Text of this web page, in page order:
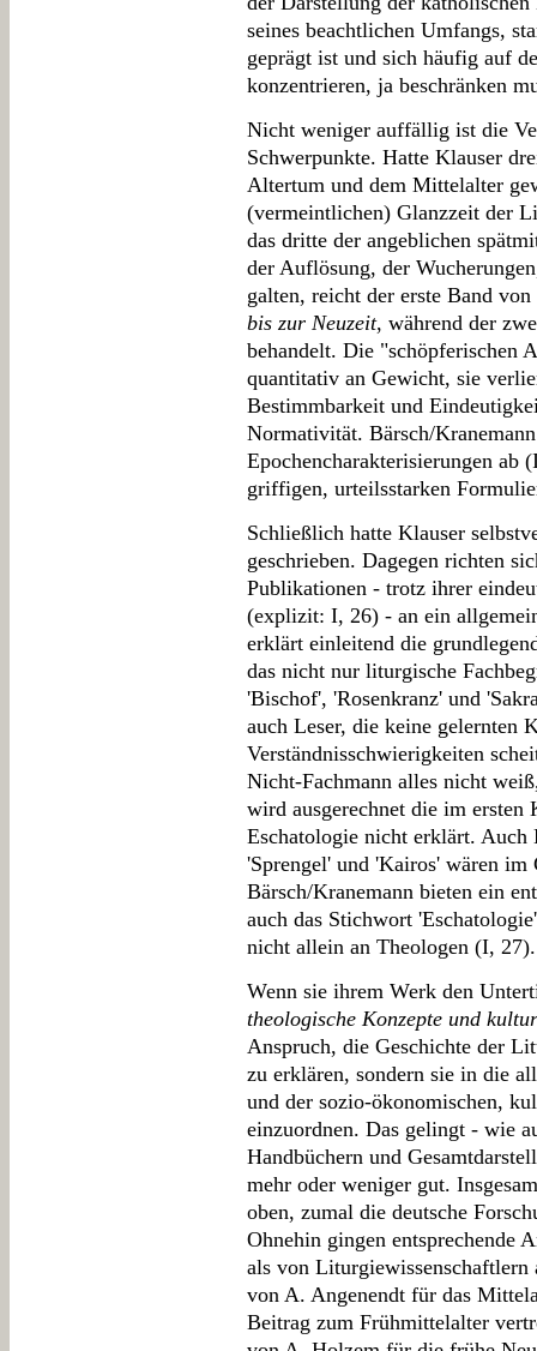
seines beachtlichen Umfangs,
geprägt ist und sich häufig auf
konzentrieren, ja beschränken
Nicht weniger auffällig ist die
Schwerpunkte. Hatte Klauser
Altertum und dem Mittelalter
(vermeintlichen) Glanzzeit der
das dritte der angeblichen
der Auflösung, der
galten, reicht der erste Band
bis zur Neuzeit, während der
behandelt. Die "schöpferischen
quantitativ an Gewicht, sie
Bestimmbarkeit und
Normativität. Bärsch/
Epochencharakterisierungen ab
griffigen, urteilsstarken
Schließlich hatte Klauser
geschrieben. Dagegen richten
Publikationen - trotz ihrer
(explizit: I, 26) - an ein
erklärt einleitend die
das nicht nur liturgische
'Bischof', 'Rosenkranz' und
auch Leser, die keine gelernten
Verständnisschwierigkeiten
Nicht-Fachmann alles nicht
wird ausgerechnet die im ersten
Eschatologie nicht erklärt.
'Sprengel' und 'Kairos' wären im
Bärsch/Kranemann bieten ein
auch das Stichwort
nicht allein an Theologen (I, 27).
Wenn sie ihrem Werk den
theologische Konzepte und
Anspruch, die Geschichte der
zu erklären, sondern sie in die
und der sozio-ökonomischen,
einzuordnen. Das gelingt - wie
Handbüchern und
mehr oder weniger gut.
oben, zumal die deutsche
Ohnehin gingen entsprechende
als von Liturgiewissenschaftlern
von A. Angenendt für das
Beitrag zum Frühmittelalter